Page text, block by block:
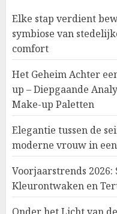
Elke stap verdient
symbiose van
comfort
Het Geheim Achter
up – Diepgaande
Make-up Paletten
Elegantie tussen de
moderne vrouw in
Voorjaarstrends
Kleurontwaken en